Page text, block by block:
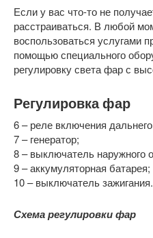
Если у вас что-то не
расстраиваться. В любой
воспользоваться услугами
помощью специального
регулировку света фар с
Регулировка фар
6 – реле включения
7 – генератор;
8 – выключатель наружного
9 – аккумуляторная батарея;
10 – выключатель зажигания.
Схема регулировки фар